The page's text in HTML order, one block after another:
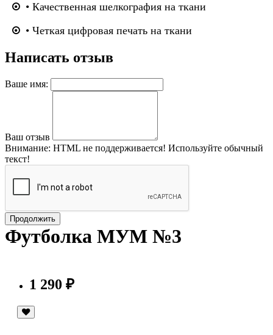
• Качественная шелкография на ткани
• Четкая цифровая печать на ткани
Написать отзыв
Ваше имя:
Ваш отзыв
Внимание: HTML не поддерживается! Используйте обычный
текст!
Продолжить
Футболка МУМ №3
1 290 ₽